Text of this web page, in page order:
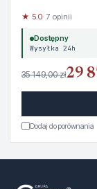
★ 5.0· 7 opinii
Dostępny
Wysyłka 24h
35 149,00 zł29
Dodaj do porównania